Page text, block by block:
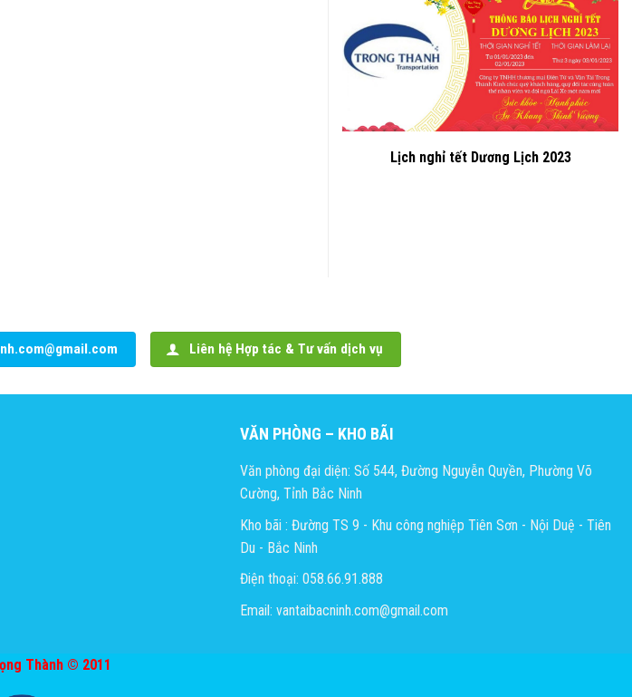
Lịch nghỉ tết Dương Lịch 2023
Liên hệ Hợp tác & Tư vấn dịch vụ
VĂN PHÒNG – KHO BÃI
Văn phòng đại diện: Số 544, Đường Nguyễn Quyền, Phường Võ
Cường, Tỉnh Bắc Ninh
Kho bãi : Đường TS 9 - Khu công nghiệp Tiên Sơn - Nội Duệ - Tiên
Du - Bắc Ninh
Điện thoại: 058.66.91.888
Email: vantaibacninh.com@gmail.com
Thành © 2011